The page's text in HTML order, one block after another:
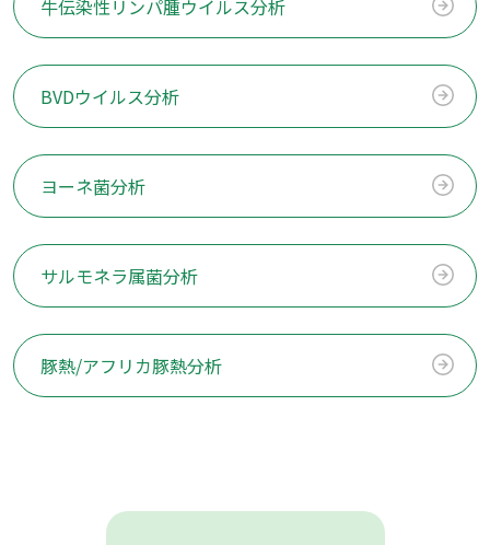
牛伝染性リンパ腫ウイルス分析
BVDウイルス分析
ヨーネ菌分析
サルモネラ属菌分析
豚熱/アフリカ豚熱分析